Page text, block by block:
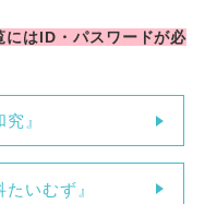
はID・パスワードが必
』
いむず』